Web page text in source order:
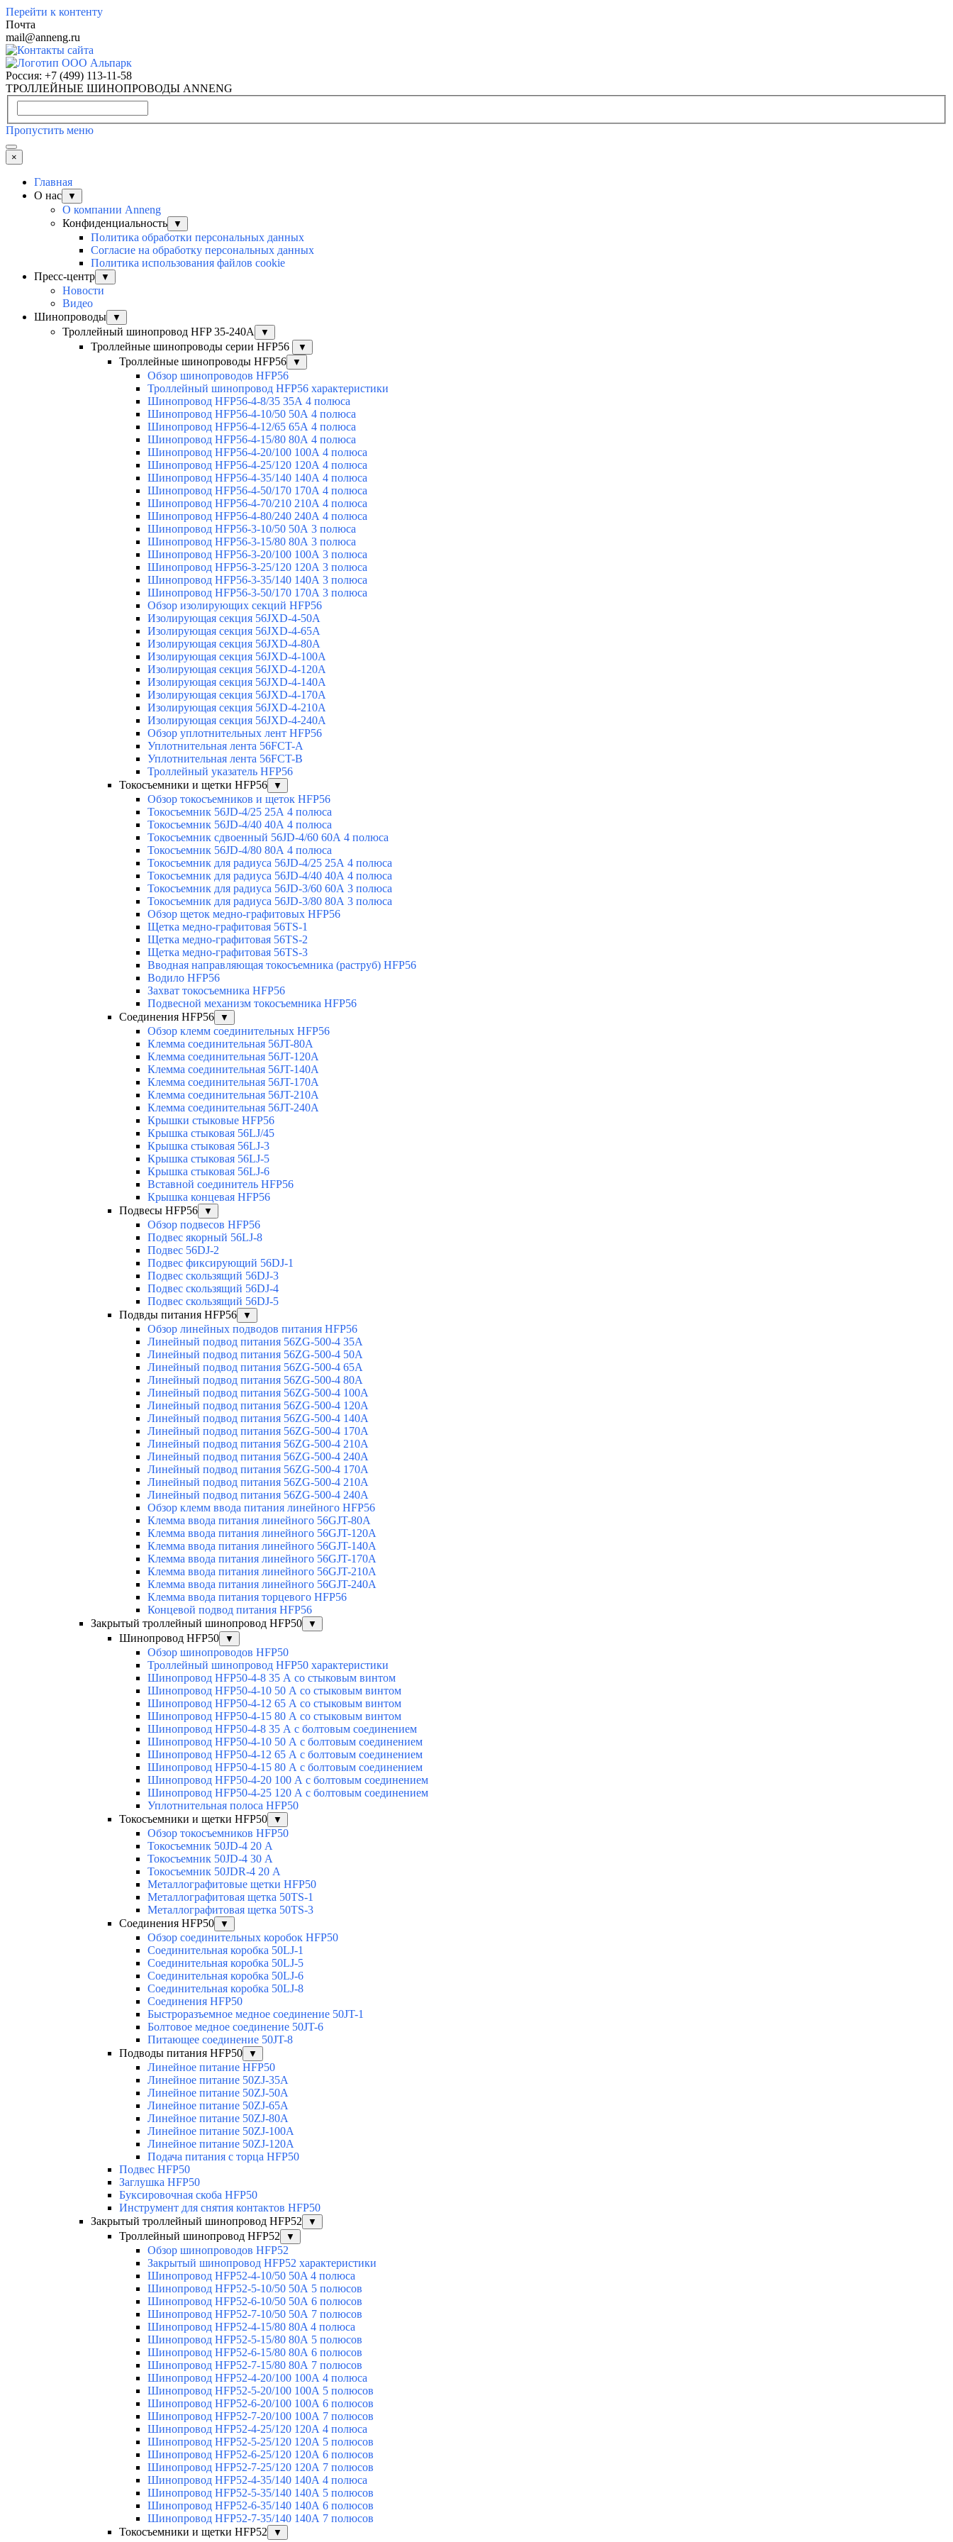
Перейти к контенту
Почта
mail@anneng.ru
Россия: +7 (499) 113-11-58
ТРОЛЛЕЙНЫЕ ШИНОПРОВОДЫ ANNENG
Пропустить меню
×
Главная
О нас
▼
О компании Anneng
Конфиденциальность
▼
Политика обработки персональных данных
Согласие на обработку персональных данных
Политика использования файлов cookie
Пресс-центр
▼
Новости
Видео
Шинопроводы
▼
Троллейный шинопровод HFP 35-240А ▼
Троллейные шинопроводы серии HFP56 ▼
Троллейные шинопроводы HFP56 ▼
Обзор шинопроводов HFP56
Троллейный шинопровод HFP56 характеристики
Шинопровод HFP56-4-8/35 35А 4 полюса
Шинопровод HFP56-4-10/50 50А 4 полюса
Шинопровод HFP56-4-12/65 65А 4 полюса
Шинопровод HFP56-4-15/80 80А 4 полюса
Шинопровод HFP56-4-20/100 100А 4 полюса
Шинопровод HFP56-4-25/120 120А 4 полюса
Шинопровод HFP56-4-35/140 140А 4 полюса
Шинопровод HFP56-4-50/170 170А 4 полюса
Шинопровод HFP56-4-70/210 210А 4 полюса
Шинопровод HFP56-4-80/240 240А 4 полюса
Шинопровод HFP56-3-10/50 50А 3 полюса
Шинопровод HFP56-3-15/80 80А 3 полюса
Шинопровод HFP56-3-20/100 100А 3 полюса
Шинопровод HFP56-3-25/120 120А 3 полюса
Шинопровод HFP56-3-35/140 140А 3 полюса
Шинопровод HFP56-3-50/170 170А 3 полюса
Обзор изолирующих секций HFP56
Изолирующая секция 56JXD-4-50A
Изолирующая секция 56JXD-4-65A
Изолирующая секция 56JXD-4-80A
Изолирующая секция 56JXD-4-100A
Изолирующая секция 56JXD-4-120A
Изолирующая секция 56JXD-4-140A
Изолирующая секция 56JXD-4-170A
Изолирующая секция 56JXD-4-210A
Изолирующая секция 56JXD-4-240A
Обзор уплотнительных лент HFP56
Уплотнительная лента 56FCT-A
Уплотнительная лента 56FCT-B
Троллейный указатель HFP56
Токосъемники и щетки HFP56
▼
Обзор токосъемников и щеток HFP56
Токосъемник 56JD-4/25 25А 4 полюса
Токосъемник 56JD-4/40 40А 4 полюса
Токосъемник сдвоенный 56JD-4/60 60А 4 полюса
Токосъемник 56JD-4/80 80А 4 полюса
Токосъемник для радиуса 56JD-4/25 25А 4 полюса
Токосъемник для радиуса 56JD-4/40 40А 4 полюса
Токосъемник для радиуса 56JD-3/60 60А 3 полюса
Токосъемник для радиуса 56JD-3/80 80А 3 полюса
Обзор щеток медно-графитовых HFP56
Щетка медно-графитовая 56TS-1
Щетка медно-графитовая 56TS-2
Щетка медно-графитовая 56TS-3
Вводная направляющая токосъемника (раструб) HFP56
Водило HFP56
Захват токосъемника HFP56
Подвесной механизм токосъемника HFP56
Соединения HFP56
▼
Обзор клемм соединительных HFP56
Клемма соединительная 56JT-80A
Клемма соединительная 56JT-120A
Клемма соединительная 56JT-140A
Клемма соединительная 56JT-170A
Клемма соединительная 56JT-210A
Клемма соединительная 56JT-240A
Крышки стыковые HFP56
Крышка стыковая 56LJ/45
Крышка стыковая 56LJ-3
Крышка стыковая 56LJ-5
Крышка стыковая 56LJ-6
Вставной соединитель HFP56
Крышка концевая HFP56
Подвесы HFP56
▼
Обзор подвесов HFP56
Подвес якорный 56LJ-8
Подвес 56DJ-2
Подвес фиксирующий 56DJ-1
Подвес скользящий 56DJ-3
Подвес скользящий 56DJ-4
Подвес скользящий 56DJ-5
Подвды питания HFP56
▼
Обзор линейных подводов питания HFP56
Линейный подвод питания 56ZG-500-4 35A
Линейный подвод питания 56ZG-500-4 50A
Линейный подвод питания 56ZG-500-4 65A
Линейный подвод питания 56ZG-500-4 80A
Линейный подвод питания 56ZG-500-4 100A
Линейный подвод питания 56ZG-500-4 120A
Линейный подвод питания 56ZG-500-4 140A
Линейный подвод питания 56ZG-500-4 170A
Линейный подвод питания 56ZG-500-4 210A
Линейный подвод питания 56ZG-500-4 240A
Линейный подвод питания 56ZG-500-4 170A
Линейный подвод питания 56ZG-500-4 210A
Линейный подвод питания 56ZG-500-4 240A
Обзор клемм ввода питания линейного HFP56
Клемма ввода питания линейного 56GJT-80A
Клемма ввода питания линейного 56GJT-120A
Клемма ввода питания линейного 56GJT-140A
Клемма ввода питания линейного 56GJT-170A
Клемма ввода питания линейного 56GJT-210A
Клемма ввода питания линейного 56GJT-240A
Клемма ввода питания торцевого HFP56
Концевой подвод питания HFP56
Закрытый троллейный шинопровод HFP50
▼
Шинопровод HFP50 ▼
Обзор шинопроводов HFP50
Троллейный шинопровод HFP50 характеристики
Шинопровод HFP50-4-8 35 А со стыковым винтом
Шинопровод HFP50-4-10 50 А со стыковым винтом
Шинопровод HFP50-4-12 65 А со стыковым винтом
Шинопровод HFP50-4-15 80 А со стыковым винтом
Шинопровод HFP50-4-8 35 А с болтовым соединением
Шинопровод HFP50-4-10 50 А с болтовым соединением
Шинопровод HFP50-4-12 65 А с болтовым соединением
Шинопровод HFP50-4-15 80 А с болтовым соединением
Шинопровод HFP50-4-20 100 А с болтовым соединением
Шинопровод HFP50-4-25 120 А с болтовым соединением
Уплотнительная полоса HFP50
Токосъемники и щетки HFP50
▼
Обзор токосъемников HFP50
Токосъемник 50JD-4 20 А
Токосъемник 50JD-4 30 А
Токосъемник 50JDR-4 20 А
Металлографитовые щетки HFP50
Металлографитовая щетка 50TS-1
Металлографитовая щетка 50TS-3
Соединения HFP50
▼
Обзор соединительных коробок HFP50
Соединительная коробка 50LJ-1
Соединительная коробка 50LJ-5
Соединительная коробка 50LJ-6
Соединительная коробка 50LJ-8
Соединения HFP50
Быстроразъемное медное соединение 50JT-1
Болтовое медное соединение 50JT-6
Питающее соединение 50JT-8
Подводы питания HFP50
▼
Линейное питание HFP50
Линейное питание 50ZJ-35A
Линейное питание 50ZJ-50A
Линейное питание 50ZJ-65A
Линейное питание 50ZJ-80A
Линейное питание 50ZJ-100A
Линейное питание 50ZJ-120A
Подача питания с торца HFP50
Подвес HFP50
Заглушка HFP50
Буксировочная скоба HFP50
Инструмент для снятия контактов HFP50
Закрытый троллейный шинопровод HFP52
▼
Троллейный шинопровод HFP52 ▼
Обзор шинопроводов HFP52
Закрытый шинопровод HFP52 характеристики
Шинопровод HFP52-4-10/50 50A 4 полюса
Шинопровод HFP52-5-10/50 50А 5 полюсов
Шинопровод HFP52-6-10/50 50А 6 полюсов
Шинопровод HFP52-7-10/50 50А 7 полюсов
Шинопровод HFP52-4-15/80 80A 4 полюса
Шинопровод HFP52-5-15/80 80А 5 полюсов
Шинопровод HFP52-6-15/80 80А 6 полюсов
Шинопровод HFP52-7-15/80 80А 7 полюсов
Шинопровод HFP52-4-20/100 100А 4 полюса
Шинопровод HFP52-5-20/100 100А 5 полюсов
Шинопровод HFP52-6-20/100 100А 6 полюсов
Шинопровод HFP52-7-20/100 100А 7 полюсов
Шинопровод HFP52-4-25/120 120А 4 полюса
Шинопровод HFP52-5-25/120 120А 5 полюсов
Шинопровод HFP52-6-25/120 120А 6 полюсов
Шинопровод HFP52-7-25/120 120А 7 полюсов
Шинопровод HFP52-4-35/140 140А 4 полюса
Шинопровод HFP52-5-35/140 140А 5 полюсов
Шинопровод HFP52-6-35/140 140А 6 полюсов
Шинопровод HFP52-7-35/140 140А 7 полюсов
Токосъемники и щетки HFP52
▼